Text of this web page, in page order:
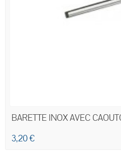
BARETTE INOX AVEC
3,20 €